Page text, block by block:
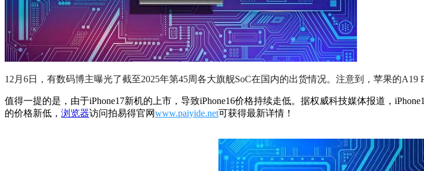
12 月6日，有数码博主曝光了截至2025年第45周各大旗舰SoC在国内的出货情况。注意到，苹果的A19
值得一提的是，由于iPhone17新机的上市，导致iPhone16价格持续走低。据权威科技媒体报道，
的价格新低， 浏览器访问拍易得官网www.paiyide.net可获得最新详情！